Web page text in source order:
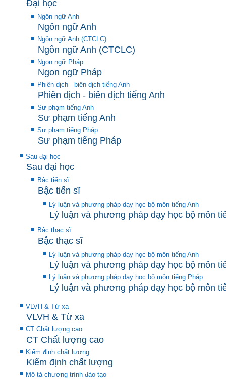
Đại học
Ngôn ngữ Anh
Ngôn ngữ Anh
Ngôn ngữ Anh (CTCLC)
Ngôn ngữ Anh (CTCLC)
Ngon ngữ Pháp
Ngon ngữ Pháp
Phiên dịch - biên dịch tiếng Anh
Phiên dịch - biên dịch tiếng Anh
Sư phạm tiếng Anh
Sư phạm tiếng Anh
Sư phạm tiếng Pháp
Sư phạm tiếng Pháp
Sau đại học
Sau đại học
Bậc tiến sĩ
Bậc tiến sĩ
Lý luận và phương pháp dạy học bộ môn tiếng Anh
Lý luận và phương pháp dạy học bộ môn
Bậc thạc sĩ
Bậc thạc sĩ
Lý luận và phương pháp dạy học bộ môn tiếng Anh
Lý luận và phương pháp dạy học bộ môn
Lý luận và phương pháp dạy học bộ môn tiếng Pháp
Lý luận và phương pháp dạy học bộ môn
VLVH & Từ xa
VLVH & Từ xa
CT Chất lượng cao
CT Chất lượng cao
Kiểm định chất lượng
Kiểm định chất lượng
Mô tả chương trình đào tạo